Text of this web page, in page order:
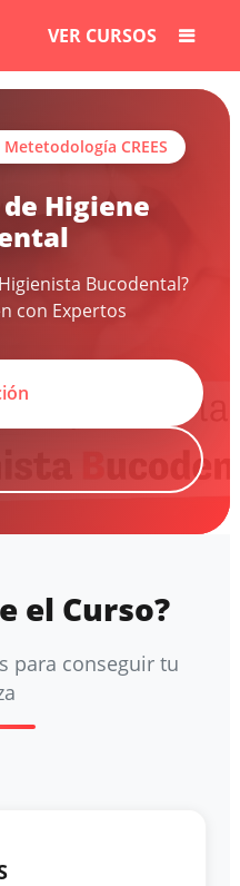
VER CURSOS
CREES
Higiene
Bucodental?
con Expertos
el Curso?
para conseguir tu